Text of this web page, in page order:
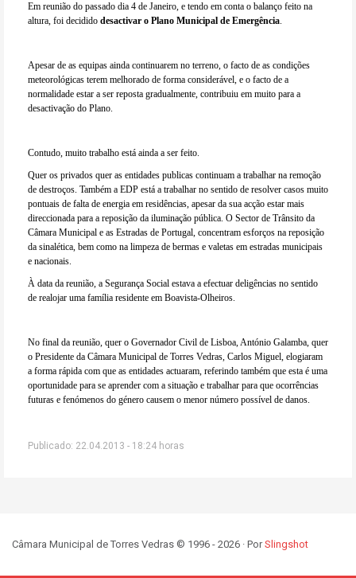
Em reunião do passado dia 4 de Janeiro, e tendo em conta o balanço feito na
altura, foi decidido desactivar o Plano Municipal de Emergência.
Apesar de as equipas ainda continuarem no terreno, o facto de as condições
meteorológicas terem melhorado de forma considerável, e o facto de a
normalidade estar a ser reposta gradualmente, contribuiu em muito para a
desactivação do Plano.
Contudo, muito trabalho está ainda a ser feito.
Quer os privados quer as entidades publicas continuam a trabalhar na remoção
de destroços. Também a EDP está a trabalhar no sentido de resolver casos muito
pontuais de falta de energia em residências, apesar da sua acção estar mais
direccionada para a reposição da iluminação pública. O Sector de Trânsito da
Câmara Municipal e as Estradas de Portugal, concentram esforços na reposição
da sinalética, bem como na limpeza de bermas e valetas em estradas municipais
e nacionais.
À data da reunião, a Segurança Social estava a efectuar deligências no sentido
de realojar uma família residente em Boavista-Olheiros.
No final da reunião, quer o Governador Civil de Lisboa, António Galamba, quer
o Presidente da Câmara Municipal de Torres Vedras, Carlos Miguel, elogiaram
a forma rápida com que as entidades actuaram, referindo também que esta é uma
oportunidade para se aprender com a situação e trabalhar para que ocorrências
futuras e fenómenos do género causem o menor número possível de danos.
Publicado: 22.04.2013 - 18:24 horas
Câmara Municipal de Torres Vedras © 1996 - 2026 · PorSlingshot